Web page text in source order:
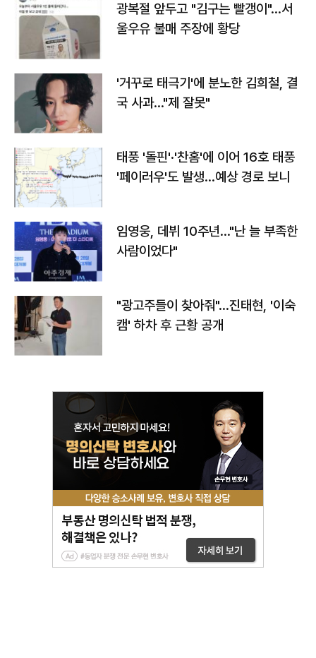
광복절 앞두고 "김구는 빨갱이"…서
울우유 불매 주장에 황당
'거꾸로 태극기'에 분노한 김희철, 결
국 사과…"제 잘못"
태풍 '돌핀'·'찬홈'에 이어 16호 태풍
'페이러우'도 발생…예상 경로 보니
임영웅, 데뷔 10주년…"난 늘 부족한
사람이었다"
"광고주들이 찾아줘"…진태현, '이숙
캠' 하차 후 근황 공개